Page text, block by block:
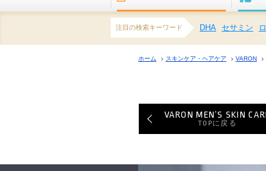
注目の検索キーワード DHA セサミン
ホーム スキンケア・ヘアケア VARON
VARON MEN’S SKIN
TOPに戻る